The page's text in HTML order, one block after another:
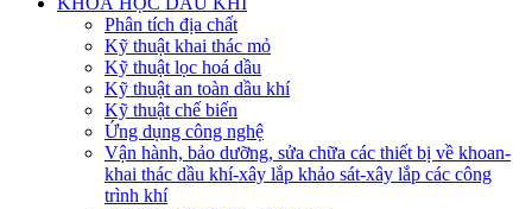
Phân tích địa chất
Kỹ thuật khai thác mỏ
Kỹ thuật lọc hoá dầu
Kỹ thuật an toàn dầu khí
Kỹ thuật chế biến
Ứng dụng công nghệ
Vận hành, bảo dưỡng, sửa chữa các thiết bị về khoan-
khai thác dầu khí-xây lắp khảo sát-xây lắp các công
trình khí